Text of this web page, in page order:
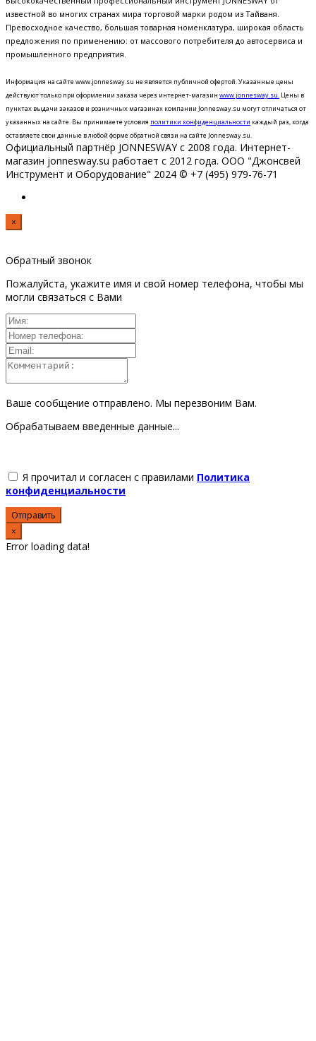
известной во многих странах мира торговой марки родом из Тайваня.
Превосходное качество, большая товарная номенклатура, широкая область
предложения по применению: от массового потребителя до автосервиса и
промышленного предприятия.
Информация на сайте www.jonnesway.su не является публичной офертой. Указанные цены
действуют только при оформлении заказа через интернет-магазин www.jonnesway.su. Цены в
пунктах выдачи заказов и розничных магазинах компании Jonnesway.su могут отличаться от
указанных на сайте. Вы принимаете условия политики конфиденциальности каждый раз, когда
оставляете свои данные в любой форме обратной связи на сайте Jonnesway.su.
Официальный партнёр JONNESWAY с 2008 года. Интернет-
магазин jonnesway.su работает с 2012 года. ООО "Джонсвей
Инструмент и Оборудование" 2024 © +7 (495) 979-76-71
×
Обратный звонок
Пожалуйста, укажите имя и свой номер телефона, чтобы мы
могли связаться с Вами
Ваше сообщение отправлено. Мы перезвоним Вам.
Обрабатываем введенные данные...
Я прочитал и согласен с правилами Политика
конфиденциальности
Отправить
×
Error loading data!